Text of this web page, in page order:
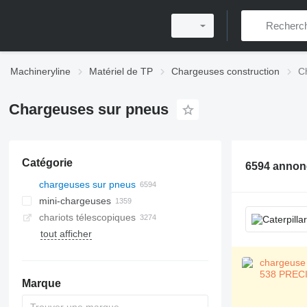
Machineryline Matériel de TP Chargeuses construction
Chargeuses sur pneus
Catégorie
chargeuses sur pneus
mini-chargeuses
chariots télescopiques
tout afficher
Marque
6594